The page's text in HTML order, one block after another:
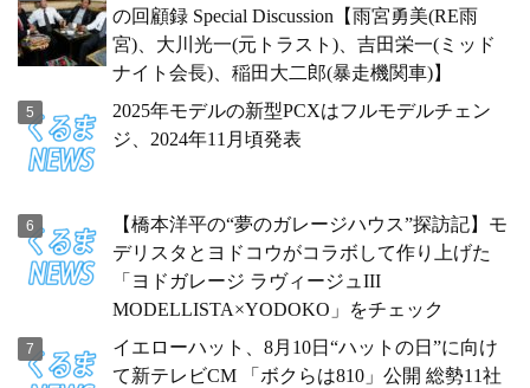
の回顧録 Special Discussion【雨宮勇美(RE雨
宮)、大川光一(元トラスト)、吉田栄一(ミッド
ナイト会長)、稲田大二郎(暴走機関車)】
2025年モデルの新型PCXはフルモデルチェン
ジ、2024年11月頃発表
【橋本洋平の“夢のガレージハウス”探訪記】モ
デリスタとヨドコウがコラボして作り上げた
「ヨドガレージ ラヴィージュIII
MODELLISTA×YODOKO」をチェック
イエローハット、8月10日“ハットの日”に向け
て新テレビCM 「ボクらは810」公開 総勢11社